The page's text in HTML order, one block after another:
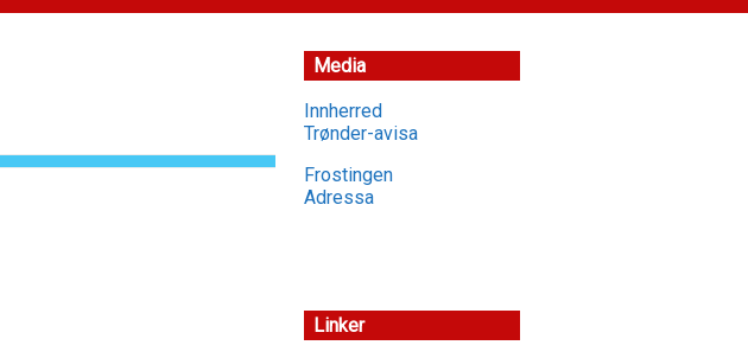
Media
Innherred
Trønder-avisa
Frostingen
Adressa
Linker